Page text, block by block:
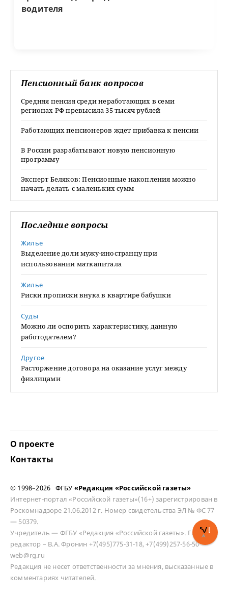
водителя
Пенсионный банк вопросов
Средняя пенсия среди неработающих в семи
регионах РФ превысила 35 тысяч рублей
Работающих пенсионеров ждет прибавка к пенсии
В России разрабатывают новую пенсионную
программу
Эксперт Беляков: Пенсионные накопления можно
начать делать с маленьких сумм
Последние вопросы
Жилье
Выделение доли мужу-иностранцу при
использовании маткапитала
Жилье
Риски прописки внука в квартире бабушки
Суды
Можно ли оспорить характеристику, данную
работодателем?
Другое
Расторжение договора на оказание услуг между
физлицами
О проекте
Контакты
© 1998–2026 ФГБУ «Редакция «Российской газеты»
Интернет-портал «Российской газеты»(16+) зарегистрирован в
Роскомнадзоре 21.06.2012 г. Номер свидетельства ЭЛ № ФС 77
— 50379.
Учредитель — ФГБУ «Редакция «Российской газеты». Главный
редактор – В.А. Фронин +7(495)775-31-18, +7(499)257-56-50
web@rg.ru
Редакция не несет ответственности за мнения, высказанные в
комментариях читателей.